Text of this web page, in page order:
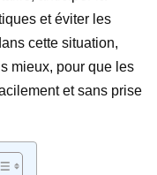
et éviter les
cette situation,
mieux, pour que les
et sans prise